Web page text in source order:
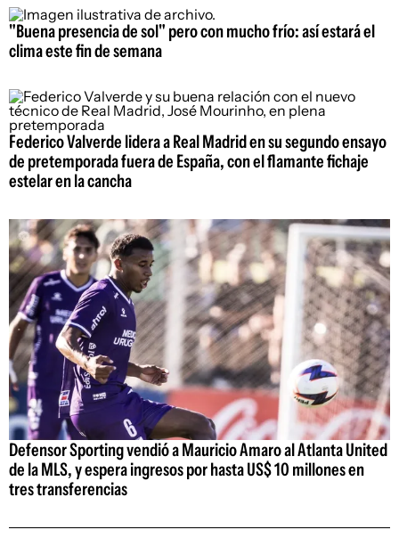
"Buena presencia de sol" pero con mucho frío: así estará el
clima este fin de semana
Federico Valverde lidera a Real Madrid en su segundo ensayo
de pretemporada fuera de España, con el flamante fichaje
estelar en la cancha
Defensor Sporting vendió a Mauricio Amaro al Atlanta United
de la MLS, y espera ingresos por hasta US$ 10 millones en
tres transferencias